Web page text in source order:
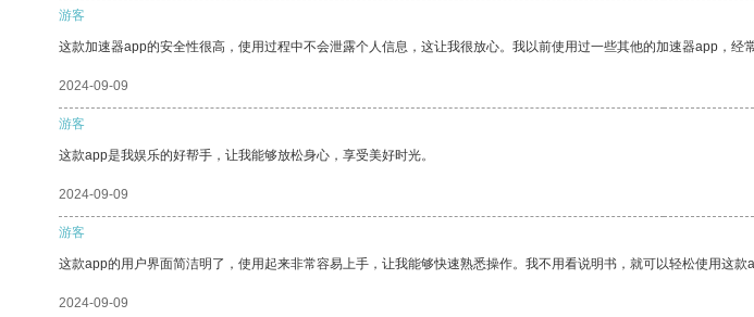
游客
这款加速器app的安全性很高，使用过程中不会泄露个人信息，这让我很放心。我以前使用过一些其他的加速器app，经
2024-09-09
游客
这款app是我娱乐的好帮手，让我能够放松身心，享受美好时光。
2024-09-09
游客
这款app的用户界面简洁明了，使用起来非常容易上手，让我能够快速熟悉操作。我不用看说明书，就可以轻松使用这款
2024-09-09